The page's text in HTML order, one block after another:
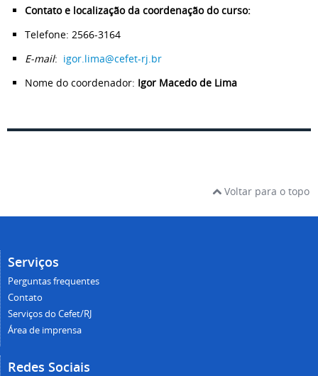
Contato e localização da coordenação do curso:
Telefone: 2566-3164
E-mail: igor.lima@cefet-rj.br
Nome do coordenador: Igor Macedo de Lima
Voltar para o topo
Serviços
Perguntas frequentes
Contato
Serviços do Cefet/RJ
Área de imprensa
Redes Sociais